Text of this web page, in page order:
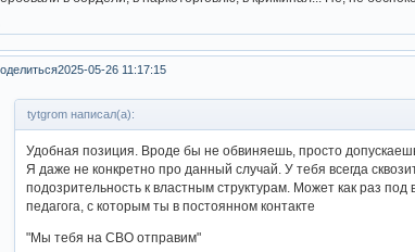
2025-05-26 11:17:15
tytgrom написал(а):
Удобная позиция. Вроде бы не обвиняешь, просто
Я даже не конкретно про данный случай. У тебя всегда
подозрительность к властным структурам. Может как раз под
педагога, с которым ты в постоянном контакте
"Мы тебя на СВО отправим"